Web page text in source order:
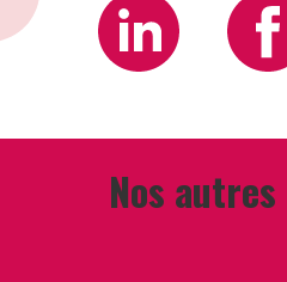
Nos autres